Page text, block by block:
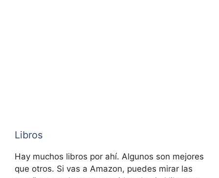
Libros
Hay muchos libros por ahí. Algunos son mejores
que otros. Si vas a Amazon, puedes mirar las